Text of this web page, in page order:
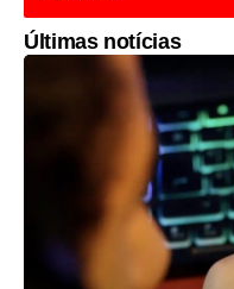
Últimas notícias